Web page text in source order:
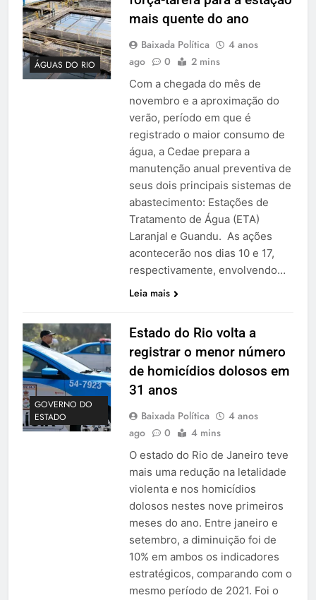
ÁGUAS DO RIO
mais quente do ano
Baixada Política
4 anos
ago
0 2 mins
Com a chegada do mês de
novembro e a aproximação do
verão, período em que é
registrado o maior consumo de
água, a Cedae prepara a
manutenção anual preventiva de
seus dois principais sistemas de
abastecimento: Estações de
Tratamento de Água (ETA)
Laranjal e Guandu. As ações
acontecerão nos dias 10 e 17,
respectivamente, envolvendo…
Leia mais
GOVERNO DO
ESTADO
Estado do Rio volta a
registrar o menor número
de homicídios dolosos em
31 anos
Baixada Política
4 anos
ago
0 4 mins
O estado do Rio de Janeiro teve
mais uma redução na letalidade
violenta e nos homicídios
dolosos nestes nove primeiros
meses do ano. Entre janeiro e
setembro, a diminuição foi de
10% em ambos os indicadores
estratégicos, comparando com o
mesmo período de 2021. Foi o